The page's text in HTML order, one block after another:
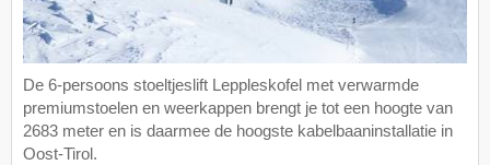
De 6-persoons stoeltjeslift Leppleskofel met verwarmde
premiumstoelen en weerkappen brengt je tot een hoogte van
2683 meter en is daarmee de hoogste kabelbaaninstallatie in
Oost-Tirol.